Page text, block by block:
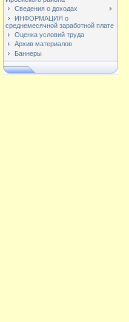
Сведения о доходах
ИНФОРМАЦИЯ о
среднемесячной заработной плате
Оценка условий труда
Архив материалов
Баннеры